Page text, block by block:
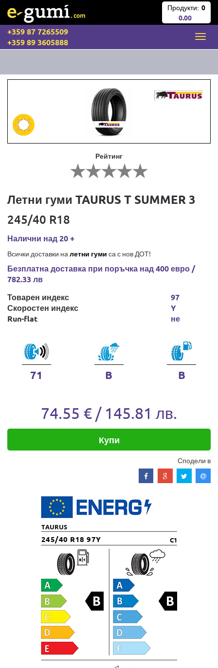
Продукти: 0
0.00
+359 87 7265509
+359 89 3605888
Рейтинг
Летни гуми TAURUS T SUMMER 3
245/40 R18
Налични над 20 +
Всички доставки на летни гуми са с нов ДОТ!
Безплатна доставка при поръчка над 400 евро /
782.33 лв
Товарен индекс
Скоростен индекс
Run-flat
97
Y
не
71 B B
74.55 € / 145.81 лв.
Купи
Сподели в
TAURUS
245/40 R18 97Y C1